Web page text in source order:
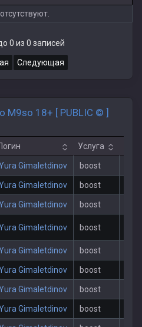
0 из 0 записей
Следующая
M9so 18+ [ PUBLIC © ]
Услуга
Gimaletdinov boost
Gimaletdinov boost
Gimaletdinov boost
Gimaletdinov boost
Gimaletdinov boost
Gimaletdinov boost
Gimaletdinov boost
Gimaletdinov boost